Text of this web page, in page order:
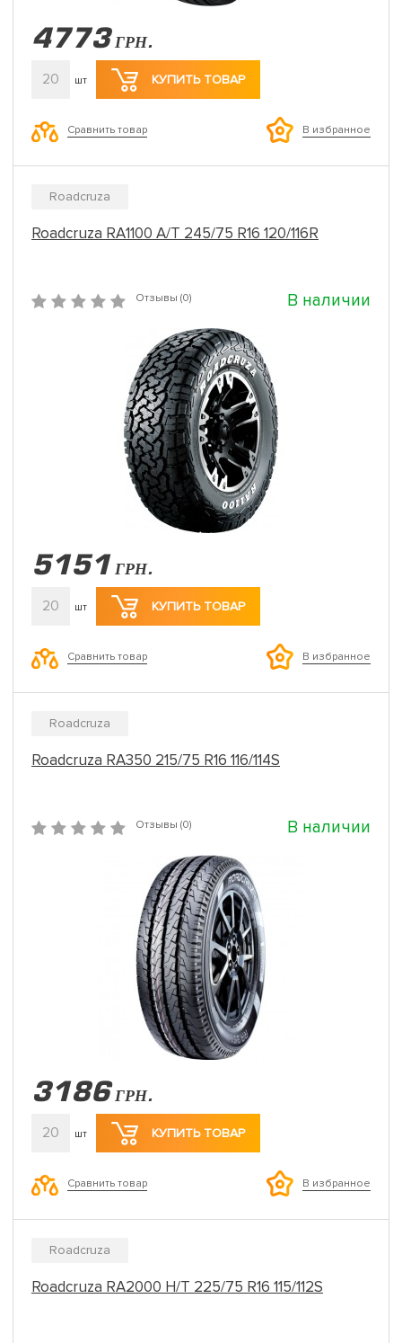
4773 ГРН.
20 шт КУПИТЬ ТОВАР
Сравнить товар В избранное
Roadcruza
Roadcruza RA1100 A/T 245/75 R16 120/116R
Отзывы (0) В наличии
5151 ГРН.
20 шт КУПИТЬ ТОВАР
Сравнить товар В избранное
Roadcruza
Roadcruza RA350 215/75 R16 116/114S
Отзывы (0) В наличии
3186 ГРН.
20 шт КУПИТЬ ТОВАР
Сравнить товар В избранное
Roadcruza
Roadcruza RA2000 H/T 225/75 R16 115/112S